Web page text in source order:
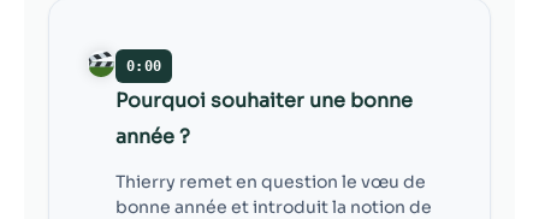
0:00
Pourquoi souhaiter une bonne
année ?
Thierry remet en question le vœu de
bonne année et introduit la notion de